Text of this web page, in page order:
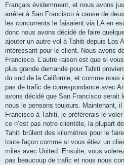
Français évidemment, et nous avons
arrêter à San Francisco à cause de
les concurrents le faisaient via LA en
donc nous avons décidé de faire
ajouter un autre vol à Tahiti depuis Los
intéressant pour le client. Nous avons
Francisco. L’autre raison est que si
plus grande demande pour Tahiti
du sud de la Californie, et comme nous
pas de trafic de correspondance avec
avons décidé que San Francisco serait
nous le pensons toujours. Maintenant,
Francisco à Tahiti, je préférerais le
ce n’est pas notre clientèle, la plupart
Tahiti brûlent des kilomètres pour le
toute façon comme si vous étiez un
miles avec United. Ensuite, vous
pas beaucoup de trafic et nous nous